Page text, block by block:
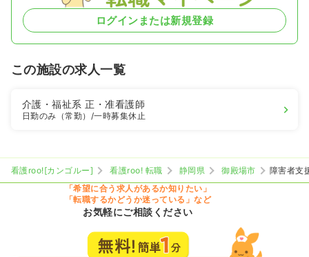
ログインまたは新規登録
この施設の求人一覧
介護・福祉系正・准看護師
日勤のみ（常勤） /一時募集休止
看護roo![カンゴルー] 看護roo! 転職 静岡県 御殿場市
障害者支
「希望に合う求人があるか知りたい」
「転職するかどうか迷っている」など
お気軽にご相談ください